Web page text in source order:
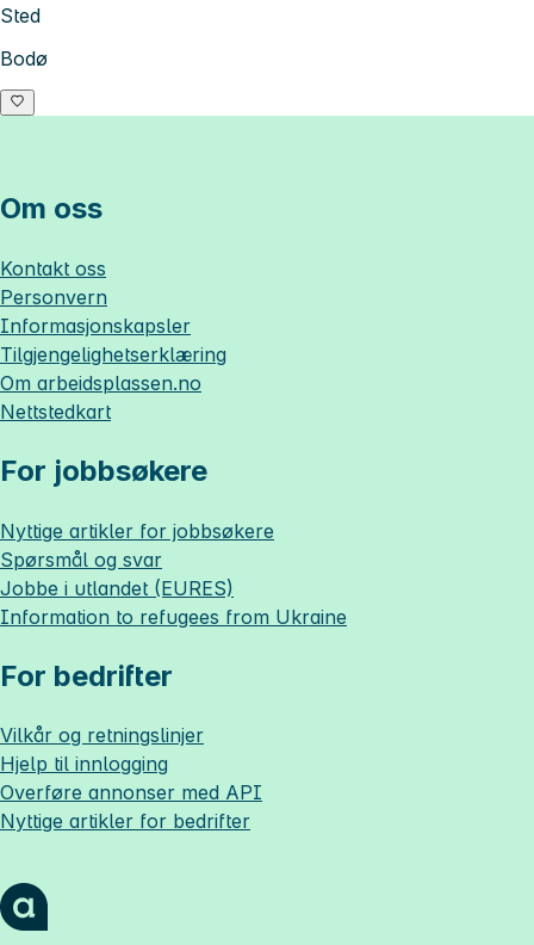
Sted
Bodø
Om oss
Kontakt oss
Personvern
Informasjonskapsler
Tilgjengelighetserklæring
Om arbeidsplassen.no
Nettstedkart
For jobbsøkere
Nyttige artikler for jobbsøkere
Spørsmål og svar
Jobbe i utlandet (EURES)
Information to refugees from Ukraine
For bedrifter
Vilkår og retningslinjer
Hjelp til innlogging
Overføre annonser med API
Nyttige artikler for bedrifter